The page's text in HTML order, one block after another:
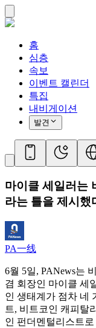
홈
심층
속보
이벤트 캘린더
특집
내비게이션
발견
마이클 세일러는
라는 틀을 제시했
PA一线
6월 5일, PANews는
겸 회장인 마이클 세
인 ​​생태계가 점차 네
트, 비트코인 ​​캐피탈
인 ​​펀더멘털리스트